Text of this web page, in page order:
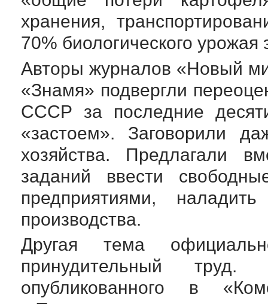
хранения,
70% биологического урожая
Авторы журналов «Новый
«Знамя» подвергли
СССР за последние
«застоем». Заговорили
хозяйства. Предлагали
заданий ввести
предприятиями,
производства.
Другая тема
принудительный
опубликованного в